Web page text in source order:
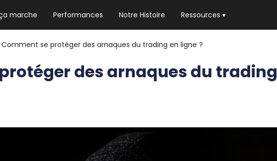
marche Performances Notre Histoire Ressources
NEWSLETTER HEBDO
Les news crypto dont vous avez besoin
Comment se protéger des arnaques du trading en ligne ?
des arnaques du trading